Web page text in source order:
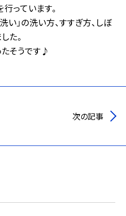
っています。
い」の洗い方、すすぎ方、しぼ
た。
そうです♪
次の記事